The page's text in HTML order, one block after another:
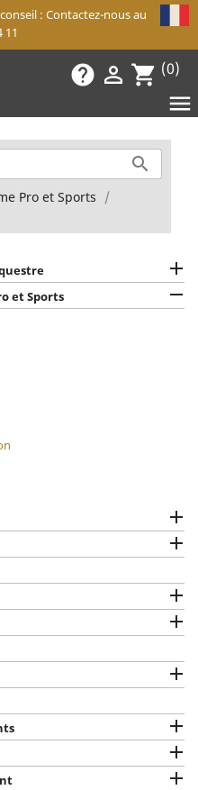
: Contactez-nous au
11
help  shopping_cart (0)


Pro et Sports

et Sports 







